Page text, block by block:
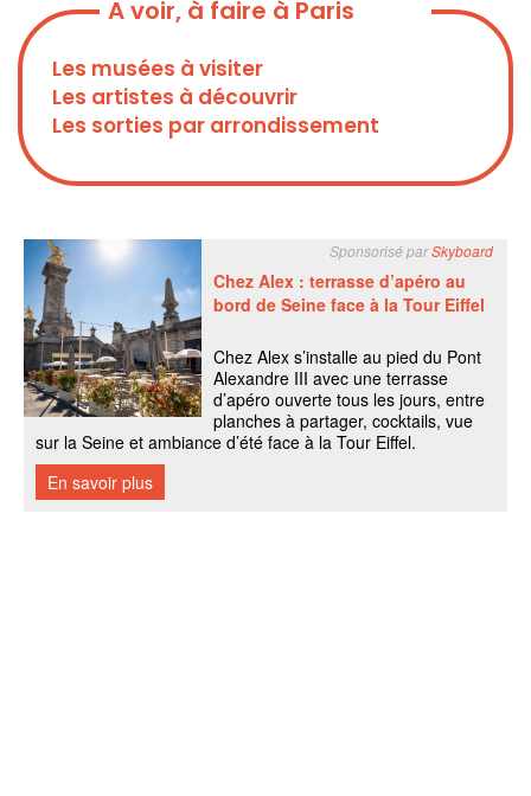
A voir, à faire à Paris
Les musées à visiter
Les artistes à découvrir
Les sorties par arrondissement